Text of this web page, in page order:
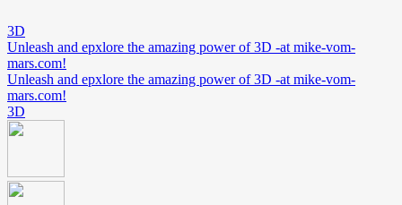
3D
Unleash and epxlore the amazing power of 3D -at mike-vom-
mars.com!
Unleash and epxlore the amazing power of 3D -at mike-vom-
mars.com!
3D